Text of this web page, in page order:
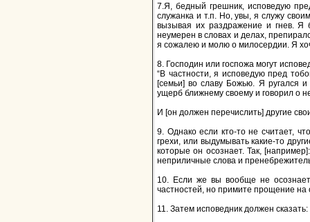
7.Я, бедный грешник, исповедую
служанка и т.п. Но, увы, я служу
вызывая их раздражение и гнев. Я
неумерен в словах и делах,
я сожалею и молю о милосердии. Я
8. Господин или госпожа могут
“В частности, я исповедую пред
[семьи] во славу Божью. Я ругался
ущерб ближнему своему и говорил о
И [он должен перечислить] другие
9. Однако если кто-то не считает,
грехи, или выдумывать какие-то
которые он осознает. Так,
неприличные слова и
10. Если же вы вообще не
частностей, но примите прощение
11. Затем исповедник должен